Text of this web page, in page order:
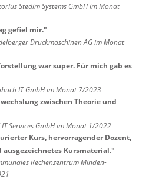
Stedim Systems GmbH im Monat
gefiel mir."
Druckmaschinen AG im Monat
war super. Für mich gab es
IT GmbH im Monat 7/2023
zwischen Theorie und
Services GmbH im Monat 1/2022
Kurs, hervorragender Dozent,
Kursmaterial."
Rechenzentrum Minden-